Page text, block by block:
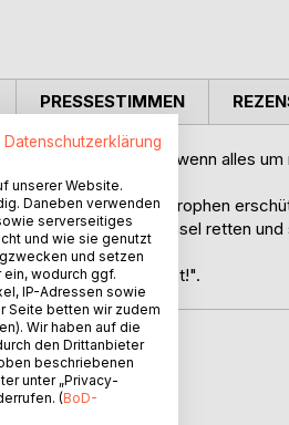
und wer bin ich, wenn alles
und Klimakatastrophen
deutsche Hochseeinsel retten
Lebens.
es ist immer "Jetzt!".
PRESSESTIMMEN
BoD
Datenschutzerklärung
unserer Website.
Daneben verwenden
serverseitiges
und wie sie genutzt
und setzen
wodurch ggf.
IP-Adressen sowie
Seite betten wir zudem
Wir haben auf die
den Drittanbieter
beschriebenen
unter „Privacy-
(BoD-